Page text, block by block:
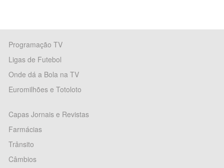
Programação TV
Ligas de Futebol
Onde dá a Bola na TV
Euromilhões e Totoloto
Capas Jornais e Revistas
Farmácias
Trânsito
Câmbios